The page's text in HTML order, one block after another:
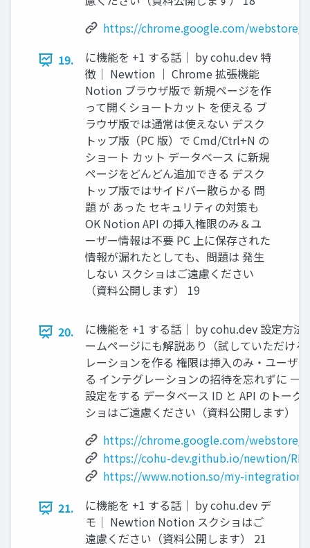
https://chrome.google.com/
19.
に機能を +1 する話｜ by cohu.dev 特
徴｜ Newtion ｜ Chrome 拡張機能
Notion ブラウザ版で 新規ページを作
って開くショートカット を使える ブ
ラウザ版では通常は使えない デスク
トップ版（PC 版）で Cmd/Ctrl+N の
ショート カット データベース に新規
ページをどんどん追加できる デスク
トップ版ではサイドバー散らかる 問
題 が あった セキュリティの対策も
OK Notion API の挿入権限のみ＆ユ
ーザー情報は不要 PC 上に保存された
情報が漏れたとしても、問題は 発生
しない スクショはご遠慮ください
（資料公開します） 19
20.
に機能を +1 する話｜ by cohu.dev 設定方
ームページにも解説あり（試していただけ
レーションを作る 権限は挿入のみ・ユーザ
る インテグレーションの招待を忘れずに
設定をする データベース ID と API のトー
ショはご遠慮ください（資料公開します） 20
https://chrome.google.com/
https://cohu-dev.github.io/newtion/
https://www.notion.so/my-integrations
21.
に機能を +1 する話｜ by cohu.dev デ
モ｜ Newtion Notion スクショはご
遠慮ください（資料公開します） 21